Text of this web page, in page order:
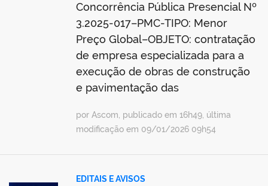
Concorrência Pública Presencial Nº
3.2025-017–PMC-TIPO: Menor
Preço Global–OBJETO: contratação
de empresa especializada para a
execução de obras de construção
e pavimentação das
por Ascom, publicado em 16h49, última
modificação em 09/01/2026 09h54
EDITAIS E AVISOS